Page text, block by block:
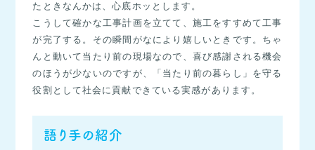
たときなんかは、心底ホッとします。
こうして確かな工事計画を立てて、施工をすすめて工事
が完了する。その瞬間がなにより嬉しいときです。ちゃ
んと動いて当たり前の現場なので、喜び感謝される機会
のほうが少ないのですが、「当たり前の暮らし」を守る
役割として社会に貢献できている実感があります。
語り手の紹介